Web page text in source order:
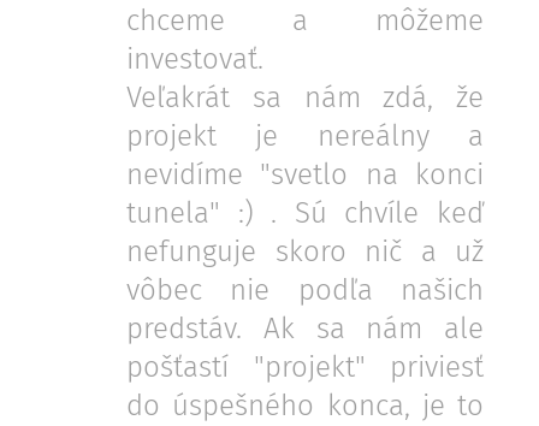
chceme a môžeme
investovať.
Veľakrát sa nám zdá, že
projekt je nereálny a
nevidíme "svetlo na konci
tunela" :) . Sú chvíle keď
nefunguje skoro nič a už
vôbec nie podľa našich
predstáv. Ak sa nám ale
pošťastí "projekt" priviesť
do úspešného konca, je to